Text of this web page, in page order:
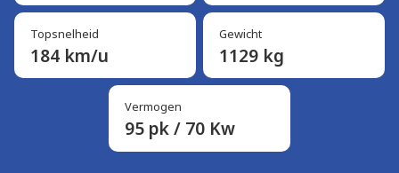
Topsnelheid
184 km/u
Gewicht
1129 kg
Vermogen
95 pk / 70 Kw